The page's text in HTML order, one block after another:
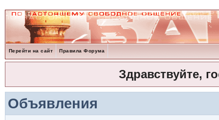
Перейти на сайт Правила Форума
Здравствуйте,
Объявления